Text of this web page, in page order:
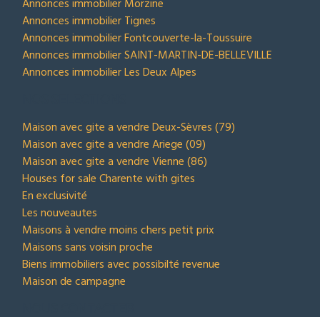
Annonces immobilier Morzine
Annonces immobilier Tignes
Annonces immobilier Fontcouverte-la-Toussuire
Annonces immobilier SAINT-MARTIN-DE-BELLEVILLE
Annonces immobilier Les Deux Alpes
Maison avec gite a vendre Deux-Sèvres (79)
Maison avec gite a vendre Ariege (09)
Maison avec gite a vendre Vienne (86)
Houses for sale Charente with gites
En exclusivité
Les nouveautes
Maisons à vendre moins chers petit prix
Maisons sans voisin proche
Biens immobiliers avec possibilté revenue
Maison de campagne